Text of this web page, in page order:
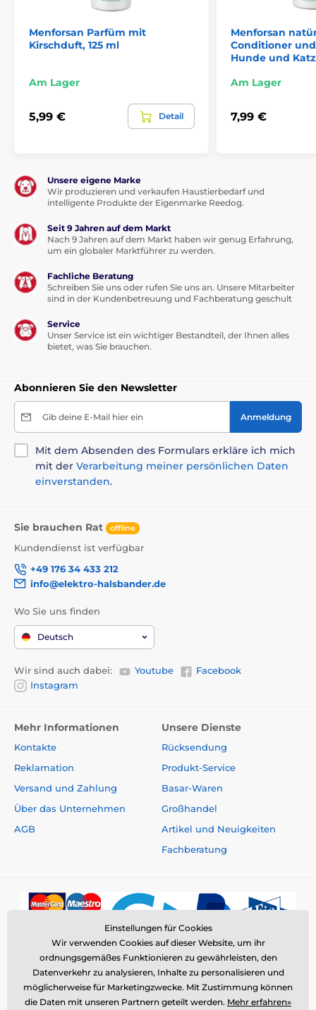
Menforsan Parfüm mit
Kirschduft, 125 ml
Am Lager
5,99 € Detail
Menforsan
Conditioner
Hunde und
Am Lager
7,99 €
Unsere eigene Marke
Wir produzieren und verkaufen Haustierbedarf und
intelligente Produkte der Eigenmarke Reedog.
Seit 9 Jahren auf dem Markt
Nach 9 Jahren auf dem Markt haben wir genug Erfahrung,
um ein globaler Marktführer zu werden.
Fachliche Beratung
Schreiben Sie uns oder rufen Sie uns an. Unsere Mitarbeiter
sind in der Kundenbetreuung und Fachberatung geschult
Service
Unser Service ist ein wichtiger Bestandteil, der Ihnen alles
bietet, was Sie brauchen.
Abonnieren Sie den Newsletter
Gib deine E-Mail hier ein Anmeldung
Mit dem Absenden des Formulars erkläre ich mich
mit der Verarbeitung meiner persönlichen Daten
einverstanden.
Sie brauchen Rat offline
Kundendienst ist verfügbar
+49 176 34 433 212
info@elektro-halsbander.de
Wo Sie uns finden
Deutsch
Wir sind auch dabei: Youtube
Facebook
Instagram
Mehr Informationen
Kontakte
Reklamation
Versand und Zahlung
Über das Unternehmen
AGB
Unsere Dienste
Rücksendung
Produkt-Service
Basar-Waren
Großhandel
Artikel und Neuigkeiten
Fachberatung
Einstellungen für Cookies
Wir verwenden Cookies auf dieser Website, um ihr
ordnungsgemäßes Funktionieren zu gewährleisten, den
Datenverkehr zu analysieren, Inhalte zu personalisieren und
möglicherweise für Marketingzwecke. Mit Zustimmung können
die Daten mit unseren Partnern geteilt werden. Mehr erfahren»